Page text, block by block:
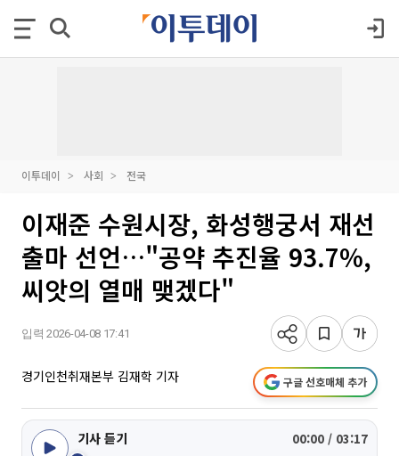
이투데이 사회 전국
이재준 수원시장, 화성행궁서 재선
출마 선언…"공약 추진율 93.7%,
씨앗의 열매 맺겠다"
입력 2026-04-08 17:41
경기인천취재본부 김재학 기자 구글 선호매체 추가
기사 듣기 00:00 / 03:17